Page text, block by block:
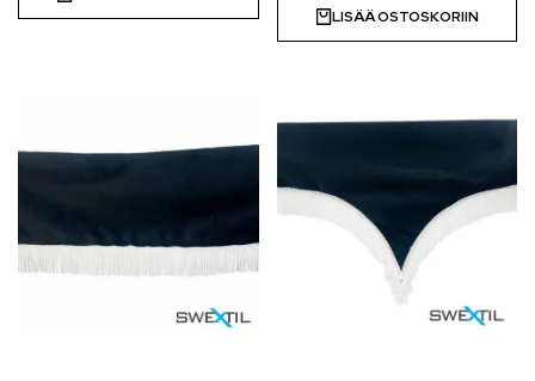
LISÄÄ OSTOSKORIIN